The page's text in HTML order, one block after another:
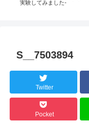
S__7503894
Twitter
Pocket